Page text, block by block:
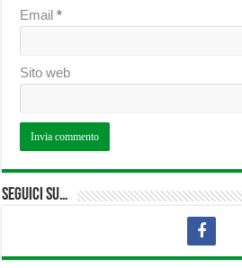
Email*
Sito web
Seguici su…